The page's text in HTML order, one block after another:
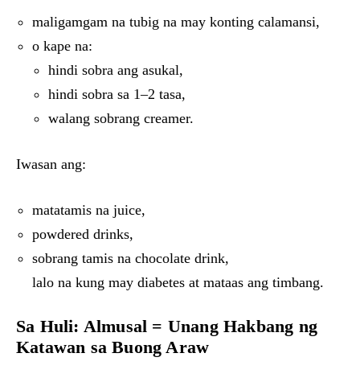
maligamgam na tubig na may konting calamansi,
o kape na:
hindi sobra ang asukal,
hindi sobra sa 1–2 tasa,
walang sobrang creamer.
Iwasan ang:
matatamis na juice,
powdered drinks,
sobrang tamis na chocolate drink,
lalo na kung may diabetes at mataas ang timbang.
Sa Huli: Almusal = Unang Hakbang ng
Katawan sa Buong Araw